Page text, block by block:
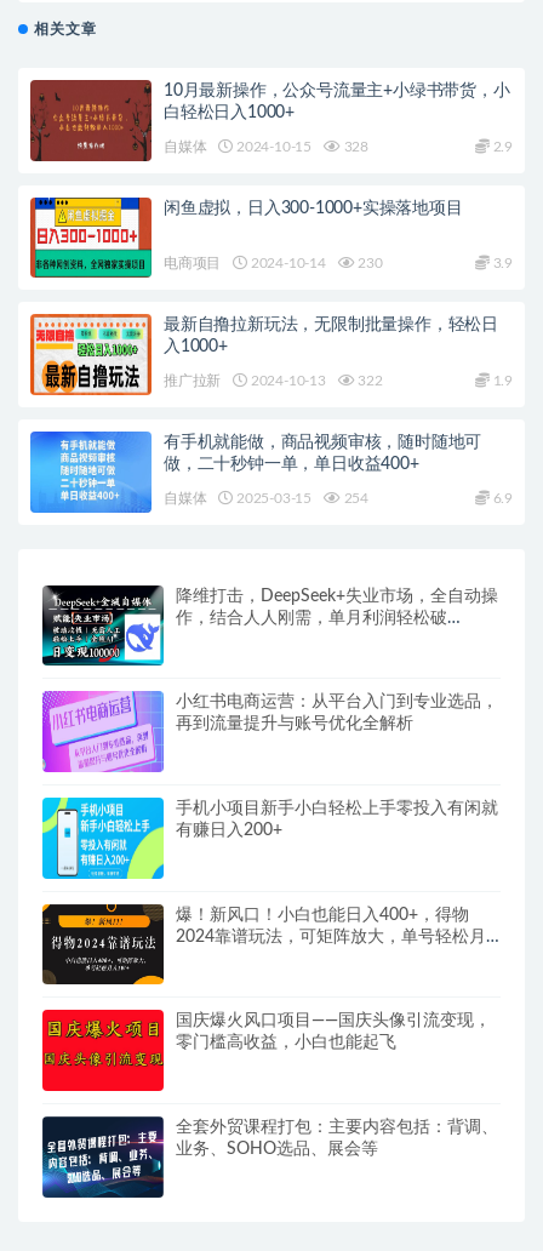
相关文章
10月最新操作，公众号流量主+小绿书带货，小
白轻松日入1000+
自媒体 2024-10-15 328 2.9
闲鱼虚拟，日入300-1000+实操落地项目
电商项目 2024-10-14 230 3.9
最新自撸拉新玩法，无限制批量操作，轻松日
入1000+
推广拉新 2024-10-13 322 1.9
有手机就能做，商品视频审核，随时随地可
做，二十秒钟一单，单日收益400+
自媒体 2025-03-15 254 6.9
降维打击，DeepSeek+失业市场，全自动操
作，结合人人刚需，单月利润轻松破
小红书电商运营：从平台入门到专业选品，
再到流量提升与账号优化全解析
手机小项目新手小白轻松上手零投入有闲就
有赚日入200+
爆！新风口！小白也能日入400+，得物
2024靠谱玩法，可矩阵放大，单号轻松月
国庆爆火风口项目——国庆头像引流变现，
零门槛高收益，小白也能起飞
全套外贸课程打包：主要内容包括：背调、
业务、SOHO选品、展会等